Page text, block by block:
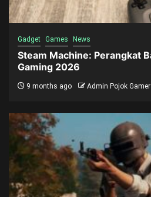
Gadget Games News
Steam Machine: Perangkat
Gaming 2026
9 months ago Admin Pojok